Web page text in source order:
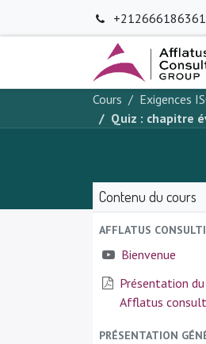
Cours
Exigences
Quiz : chapitre
Contenu du cours
AFFLATUS
Bienvenue
Présentation
Afflatus
PRÉSENTATION